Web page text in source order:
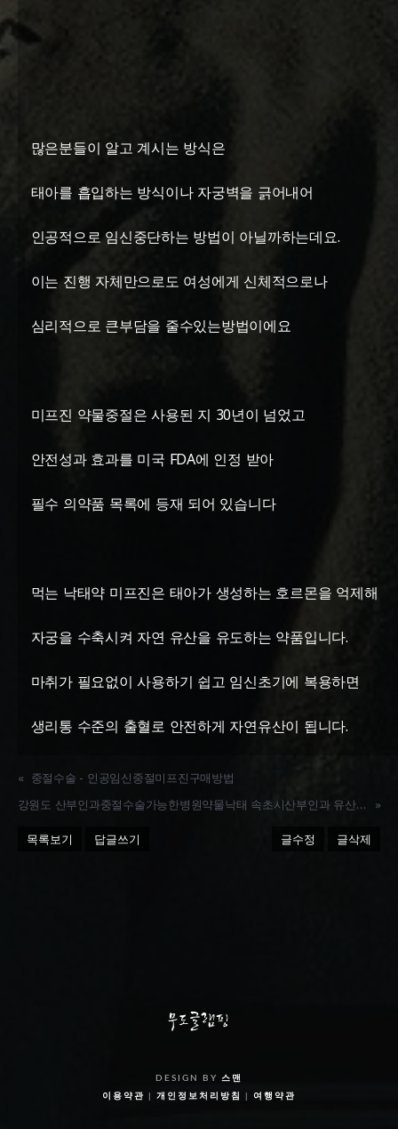
많은분들이 알고 계시는 방식은
태아를 흡입하는 방식이나 자궁벽을 긁어내어
인공적으로 임신중단하는 방법이 아닐까하는데요.
이는 진행 자체만으로도 여성에게 신체적으로나
심리적으로 큰부담을 줄수있는방법이에요
미프진 약물중절은 사용된 지 30년이 넘었고
안전성과 효과를 미국 FDA에 인정 받아
필수 의약품 목록에 등재 되어 있습니다
먹는 낙태약 미프진은 태아가 생성하는 호르몬을 억제해
자궁을 수축시켜 자연 유산을 유도하는 약품입니다.
마취가 필요없이 사용하기 쉽고 임신초기에 복용하면
생리통 수준의 출혈로 안전하게 자연유산이 됩니다.
« 중절수술 - 인공임신중절미프진구매방법
강원도 산부인과중절수술가능한병원약물낙태 속초시산부인과 유산알약 정품파는곳추천
»
목록보기 답글쓰기 글수정 글삭제
DESIGN BY 스맨
이용약관
개인정보처리방침 여행약관